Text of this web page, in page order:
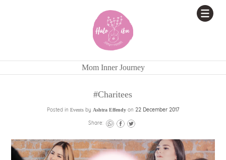
Mom Inner Journey
#Charitees
Posted in Eventsby Ashtra Effendyon 22 December 2017
Share: